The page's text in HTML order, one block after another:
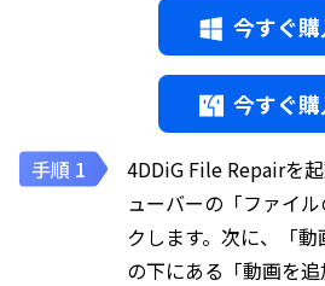
今すぐ購
今すぐ購
4DDiG File Repairを
ューバーの「ファイ
クします。次に、「
の下にある「動画を